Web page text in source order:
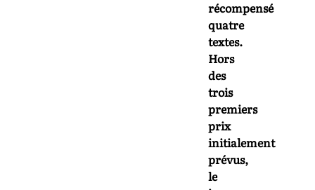
récompensé
quatre
textes.
Hors
des
trois
premiers
prix
initialement
prévus,
le